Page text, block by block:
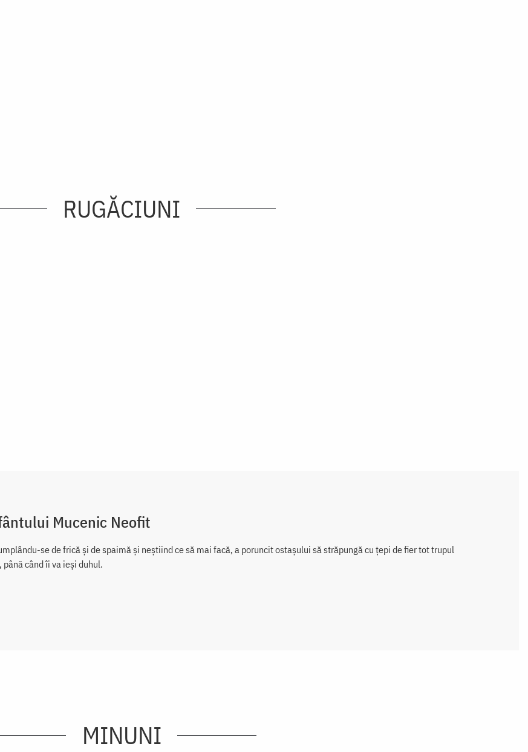
RUGĂCIUNI
Mucenic Neofit
se de frică și de spaimă și neștiind ce să mai facă, a poruncit ostașului să străpungă cu țepi de fier tot trupul
când îi va ieși duhul.
MINUNI